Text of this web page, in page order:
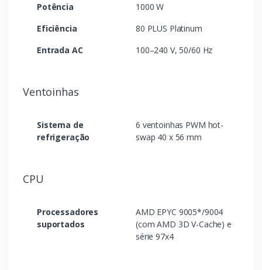
Potência
1000 W
Eficiência
80 PLUS Platinum
Entrada AC
100–240 V, 50/60 Hz
Ventoinhas
Sistema de
refrigeração
6 ventoinhas PWM hot-
swap 40 x 56 mm
CPU
Processadores
suportados
AMD EPYC 9005*/9004
(com AMD 3D V-Cache) e
série 97x4